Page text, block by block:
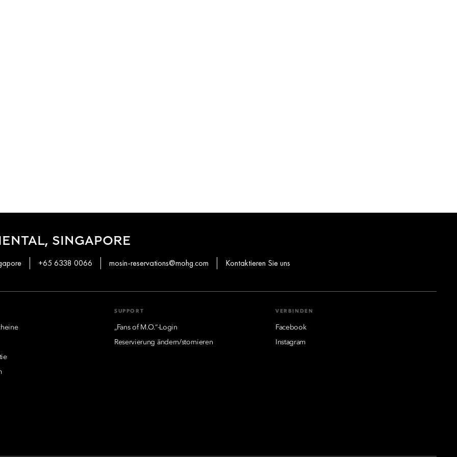
SINGAPORE
+65 6338 0066 mosin-reservations@mohg.com Kontaktieren Sie uns
SUPPORT
„Fans of M.O.“-Login
Reservierung ändern/stornieren
VERBINDEN
Facebook
Instagram